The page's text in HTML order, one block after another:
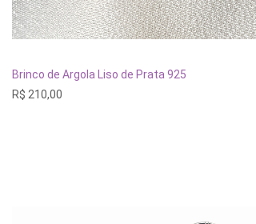
VER OPÇÕES
tem
variantes.
Brinco de Argola Liso de Prata 925
R$ 210,00